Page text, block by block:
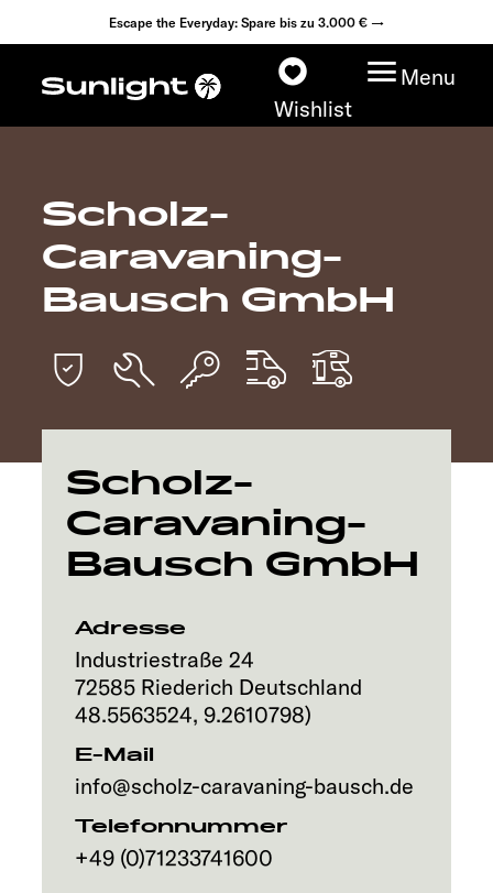
Escape the Everyday: Spare bis zu 3.000 € →
Wishlist
Menu
Modelle
Konfigurator
Fahrzeugfinder
Händlersuche
Explore
Service
Scholz-
Caravaning-
Bausch GmbH
Scholz-
Caravaning-
Bausch GmbH
Adresse
Industriestraße 24
72585 Riederich Deutschland
48.5563524, 9.2610798)
E-Mail
info@scholz-caravaning-bausch.de
Telefonnummer
+49 (0)71233741600